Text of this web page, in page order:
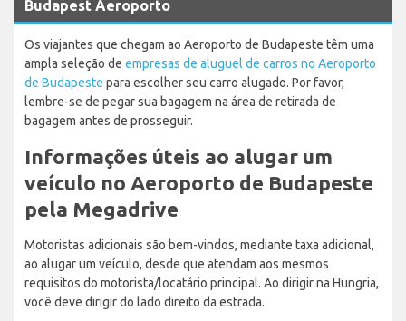
Budapest Aeroporto
Os viajantes que chegam ao Aeroporto de Budapeste têm uma
ampla seleção de empresas de aluguel de carros no Aeroporto
de Budapeste para escolher seu carro alugado. Por favor,
lembre-se de pegar sua bagagem na área de retirada de
bagagem antes de prosseguir.
Informações úteis ao alugar um
veículo no Aeroporto de Budapeste
pela Megadrive
Motoristas adicionais são bem-vindos, mediante taxa adicional,
ao alugar um veículo, desde que atendam aos mesmos
requisitos do motorista/locatário principal. Ao dirigir na Hungria,
você deve dirigir do lado direito da estrada.